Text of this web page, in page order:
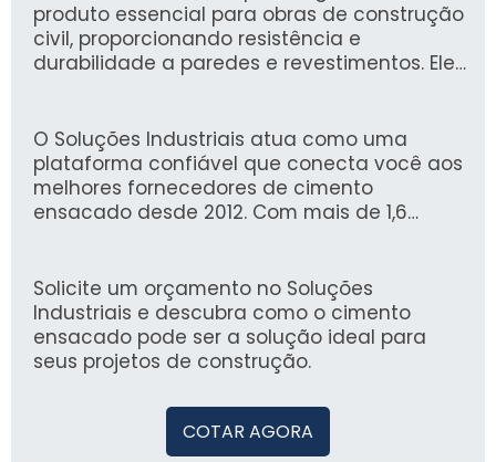
produto essencial para obras de construção
civil, proporcionando resistência e
durabilidade a paredes e revestimentos. Ele
qualidade nas construções.
O Soluções Industriais atua como uma
plataforma confiável que conecta você aos
melhores fornecedores de cimento
ensacado desde 2012. Com mais de 1,6
processo seguro e eficiente para suas
necessidades industriais.
Solicite um orçamento no Soluções
Industriais e descubra como o cimento
ensacado pode ser a solução ideal para
seus projetos de construção.
COTAR AGORA